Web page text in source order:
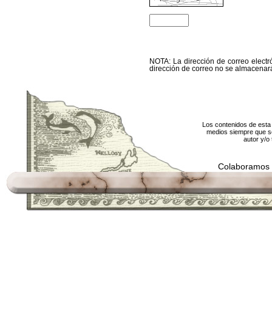
NOTA: La dirección de correo
dirección de correo no se
Los contenidos de
medios siempre que
autor y/o